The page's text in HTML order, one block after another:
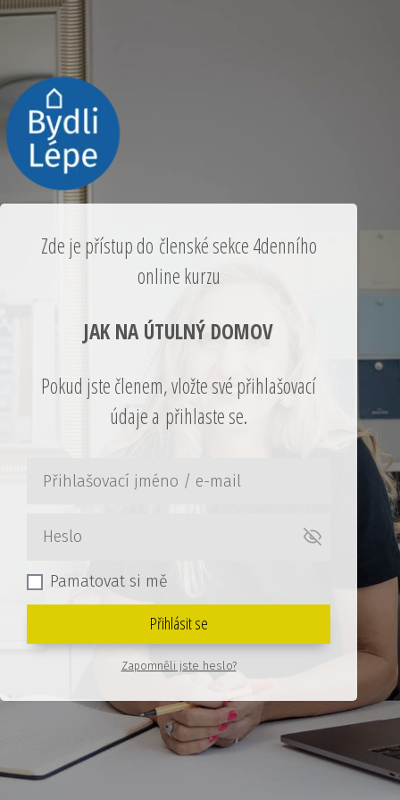
Zde je přístup do členské sekce 4denního
online kurzu
JAK NA ÚTULNÝ DOMOV
Pokud jste členem, vložte své přihlašovací
údaje a přihlaste se.
Pamatovat si mě
Přihlásit se
Zapomněli jste heslo?